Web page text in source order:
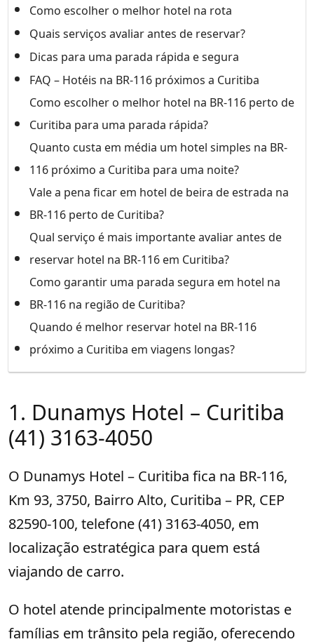
Como escolher o melhor hotel na rota
Quais serviços avaliar antes de reservar?
Dicas para uma parada rápida e segura
FAQ – Hotéis na BR-116 próximos a Curitiba
Como escolher o melhor hotel na BR-116 perto de
Curitiba para uma parada rápida?
Quanto custa em média um hotel simples na BR-
116 próximo a Curitiba para uma noite?
Vale a pena ficar em hotel de beira de estrada na
BR-116 perto de Curitiba?
Qual serviço é mais importante avaliar antes de
reservar hotel na BR-116 em Curitiba?
Como garantir uma parada segura em hotel na
BR-116 na região de Curitiba?
Quando é melhor reservar hotel na BR-116
próximo a Curitiba em viagens longas?
1. Dunamys Hotel – Curitiba
(41) 3163-4050
O Dunamys Hotel – Curitiba fica na BR-116,
Km 93, 3750, Bairro Alto, Curitiba – PR, CEP
82590-100, telefone (41) 3163-4050, em
localização estratégica para quem está
viajando de carro.
O hotel atende principalmente motoristas e
famílias em trânsito pela região, oferecendo